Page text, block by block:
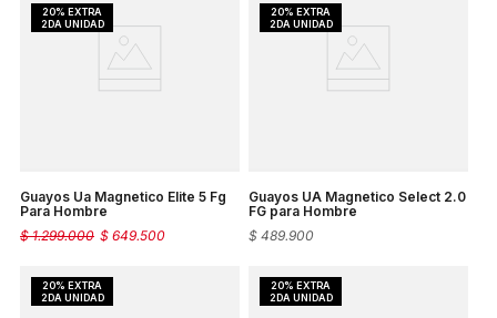
Guayos Ua Magnetico Elite 5 Fg
Para Hombre
$ 649.500
$ 1.299.000
Guayos UA Magnetico Select 2.0
FG para Hombre
$ 489.900